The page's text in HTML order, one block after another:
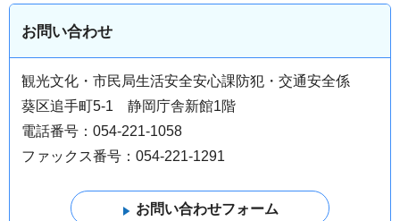
お問い合わせ
観光文化・市民局生活安全安心課防犯・交通安全係
葵区追手町5-1 静岡庁舎新館1階
電話番号：054-221-1058
ファックス番号：054-221-1291